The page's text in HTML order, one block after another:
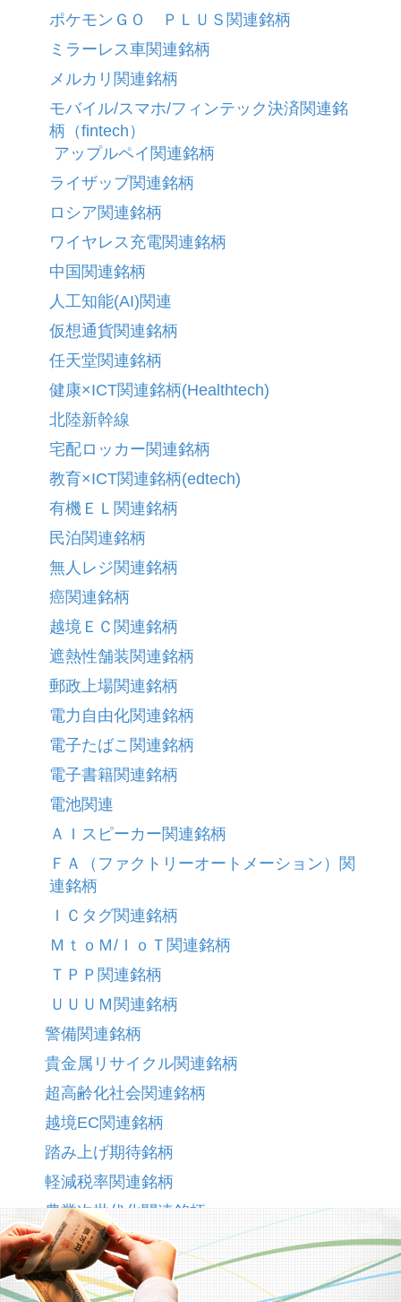
ポケモンＧＯ ＰＬＵＳ関連銘柄
ミラーレス車関連銘柄
メルカリ関連銘柄
モバイル/スマホ/フィンテック決済関連銘
柄（fintech）
アップルペイ関連銘柄
ライザップ関連銘柄
ロシア関連銘柄
ワイヤレス充電関連銘柄
中国関連銘柄
人工知能(AI)関連
仮想通貨関連銘柄
任天堂関連銘柄
健康×ICT関連銘柄(Healthtech)
北陸新幹線
宅配ロッカー関連銘柄
教育×ICT関連銘柄(edtech)
有機ＥＬ関連銘柄
民泊関連銘柄
無人レジ関連銘柄
癌関連銘柄
越境ＥＣ関連銘柄
遮熱性舗装関連銘柄
郵政上場関連銘柄
電力自由化関連銘柄
電子たばこ関連銘柄
電子書籍関連銘柄
電池関連
ＡＩスピーカー関連銘柄
ＦＡ（ファクトリーオートメーション）関
連銘柄
ＩＣタグ関連銘柄
ＭｔｏＭ/ＩｏＴ関連銘柄
ＴＰＰ関連銘柄
ＵＵＵＭ関連銘柄
警備関連銘柄
貴金属リサイクル関連銘柄
超高齢化社会関連銘柄
越境EC関連銘柄
踏み上げ期待銘柄
軽減税率関連銘柄
農業次世代化関連銘柄
農業関連銘柄
通信料金引き下げ関連銘柄